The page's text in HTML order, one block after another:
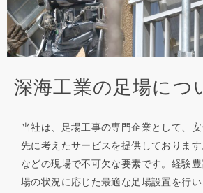
深海工業の足場につ
当社は、足場工事の専門企業として、
先に考えたサービスを提供しておりま
などの現場で不可欠な要素です。経験
場の状況に応じた最適な足場設置を行